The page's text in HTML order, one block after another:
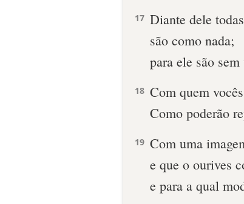
17 Diante dele
são como nada;
para ele são
18 Com quem
Como poderão
19 Com uma
e que o ourives
e para a qual